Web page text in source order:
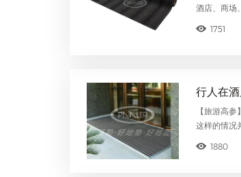
酒店、商场
1751
行人在
【旅游高
这样的情况
1880